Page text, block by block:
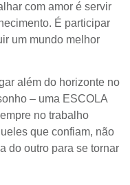
com amor é servir
É participar
um mundo melhor
além do horizonte no
– uma ESCOLA
no trabalho
que confiam, não
do outro para se tornar